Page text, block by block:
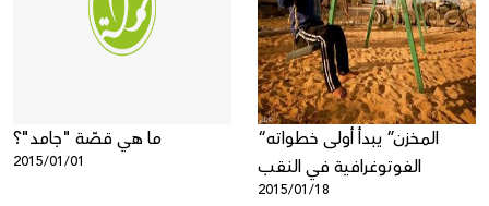
ما هي قصّة "جامد"؟
2015/01/01
“المخزن” يبدأ أولى خطواته
الفوتوغرافية في النقب
2015/01/18